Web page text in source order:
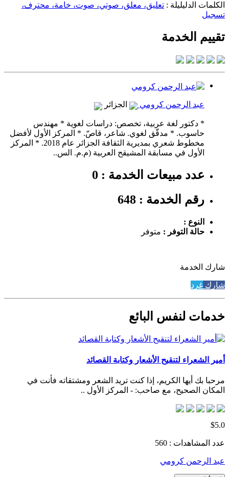
الكلمات الدليليلة : تعليق، معلق، صوتي، صوت، خامة، محترف،
تسجيل
تقييم الخدمة
عبد الرحمن كرومي الجزائر
* دكتور لغة عربية، تخصص: دراسات لغوية * مهندس
حاسوب. * مدقّق لغوي. شاعر، قاصّ. * المركز الأول لأفضل
مخطوط شعري بمديرية الثقافة الجزائر عام 2018. * المركز
الأول في مسابقة المشيقح العربية (م.م. الس..
عدد مبيعات الخدمة : 0
رقم الخدمة : 648
النوع :
حالة التوفر : متوفر
شارك الخدمة
شارك غرد
خدمات لنفس البائع
أمير الشعراء لتنقيح الأشعار وكتابة القصائد
مرحبا بك أيها الكريم، إذا كنت تريد الشعر ومشتقاته فأنت في
المكان الصحيح، مع صاحب: - المركز الأول ..
$5.0
عدد المشاهدات : 560
عبد الرحمن كرومي